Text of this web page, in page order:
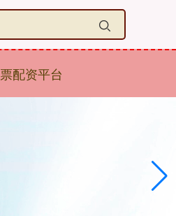
配资平台